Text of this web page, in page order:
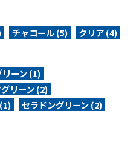
チャコール (5)
クリア (4)
ーン (1)
リーン (2)
セラドングリーン (2)